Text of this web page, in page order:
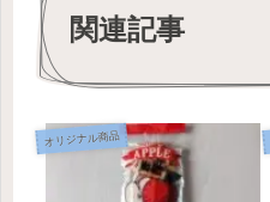
関連記事
オリジナル商品